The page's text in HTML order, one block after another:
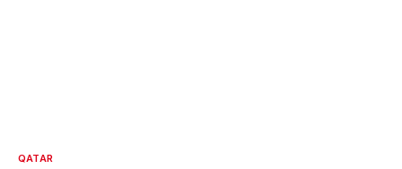
QATAR